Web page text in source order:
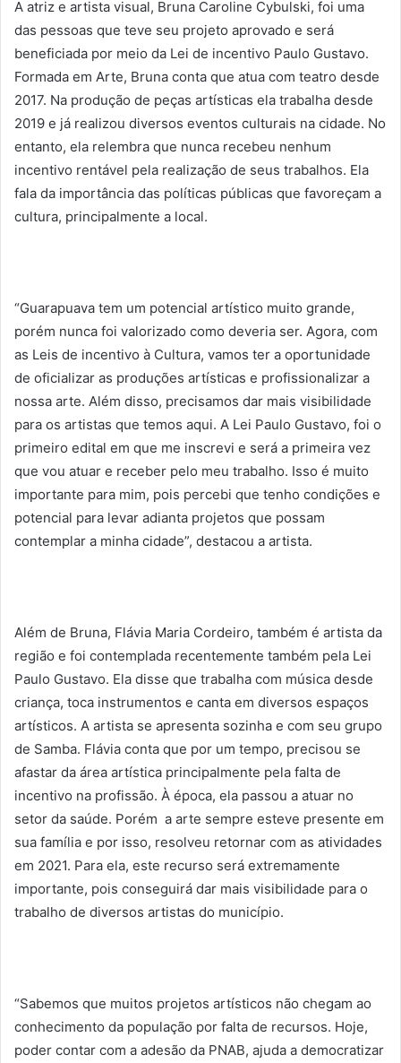
A atriz e artista visual, Bruna Caroline Cybulski, foi uma
das pessoas que teve seu projeto aprovado e será
beneficiada por meio da Lei de incentivo Paulo Gustavo.
Formada em Arte, Bruna conta que atua com teatro desde
2017. Na produção de peças artísticas ela trabalha desde
2019 e já realizou diversos eventos culturais na cidade. No
entanto, ela relembra que nunca recebeu nenhum
incentivo rentável pela realização de seus trabalhos. Ela
fala da importância das políticas públicas que favoreçam a
cultura, principalmente a local.
“Guarapuava tem um potencial artístico muito grande,
porém nunca foi valorizado como deveria ser. Agora, com
as Leis de incentivo à Cultura, vamos ter a oportunidade
de oficializar as produções artísticas e profissionalizar a
nossa arte. Além disso, precisamos dar mais visibilidade
para os artistas que temos aqui. A Lei Paulo Gustavo, foi o
primeiro edital em que me inscrevi e será a primeira vez
que vou atuar e receber pelo meu trabalho. Isso é muito
importante para mim, pois percebi que tenho condições e
potencial para levar adianta projetos que possam
contemplar a minha cidade”, destacou a artista.
Além de Bruna, Flávia Maria Cordeiro, também é artista da
região e foi contemplada recentemente também pela Lei
Paulo Gustavo. Ela disse que trabalha com música desde
criança, toca instrumentos e canta em diversos espaços
artísticos. A artista se apresenta sozinha e com seu grupo
de Samba. Flávia conta que por um tempo, precisou se
afastar da área artística principalmente pela falta de
incentivo na profissão. À época, ela passou a atuar no
setor da saúde. Porém a arte sempre esteve presente em
sua família e por isso, resolveu retornar com as atividades
em 2021. Para ela, este recurso será extremamente
importante, pois conseguirá dar mais visibilidade para o
trabalho de diversos artistas do município.
“Sabemos que muitos projetos artísticos não chegam ao
conhecimento da população por falta de recursos. Hoje,
poder contar com a adesão da PNAB, ajuda a democratizar